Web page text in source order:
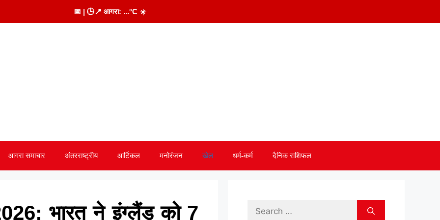
📅 | 🕒📍 आगरा: ...°C ☀️
आगरा समाचार अंतरराष्ट्रीय आर्टिकल मनोरंजन खेल धर्म-कर्म दैनिक राशिफल
भारत ने इंग्लैंड को 7
Search